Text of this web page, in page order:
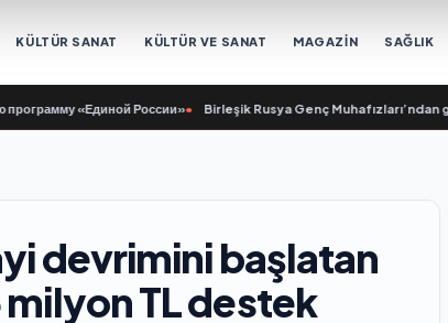
KÜLTÜR SANAT KÜLTÜR VE SANAT MAGAZİN SAĞLIK
«Единой России»• Birleşik Rusya Genç Muhafızları’ndan
devrimini başlatan
milyon TL destek